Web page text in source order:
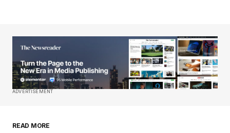
ADVERTISEMENT
READ MORE